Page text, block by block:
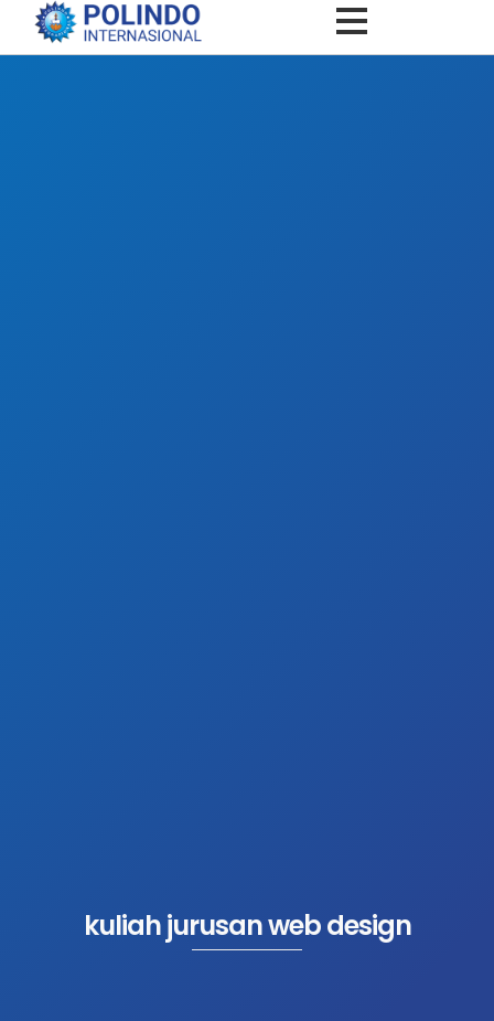
kuliah jurusan web design